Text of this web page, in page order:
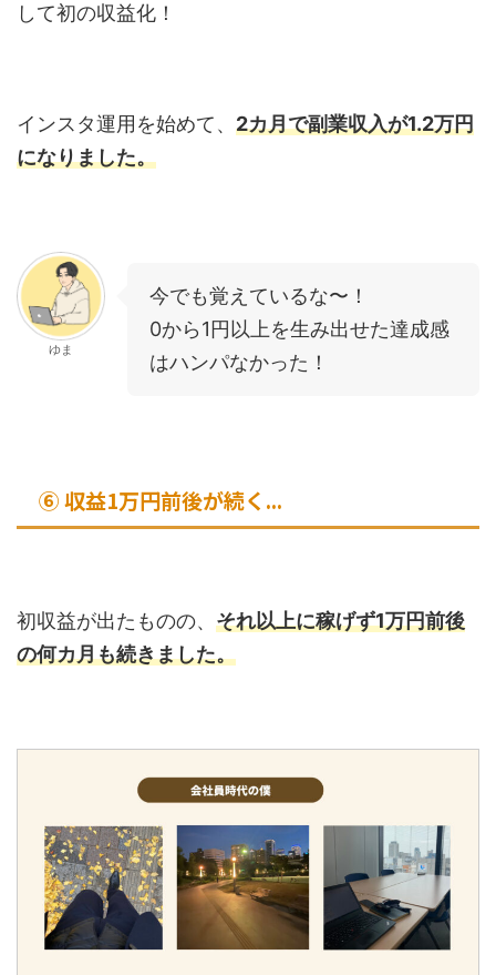
して初の収益化！
インスタ運用を始めて、 2カ月で副業収入が1.2万円
になりました。
ゆま
今でも覚えているな〜！
0から1円以上を生み出せた達成感
はハンパなかった！
⑥ 収益1万円前後が続く...
初収益が出たものの、 それ以上に稼げず1万円前後
の何カ月も続きました。